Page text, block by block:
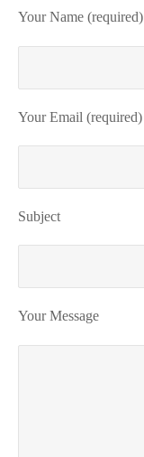
Your Name (required)
Your Email (required)
Subject
Your Message